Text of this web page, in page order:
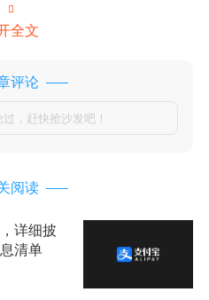

全文
评论
，赶快抢沙发吧！
阅读
详细披
清单